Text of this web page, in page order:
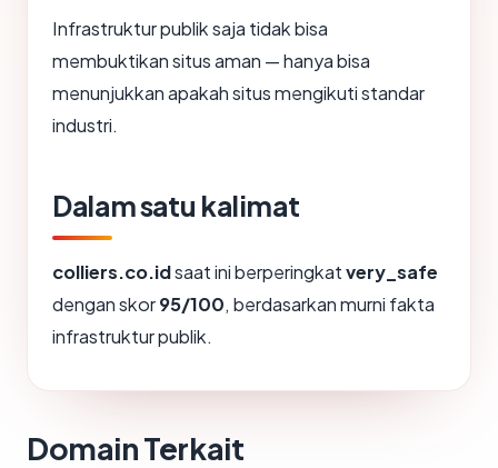
Infrastruktur publik saja tidak bisa
membuktikan situs aman — hanya bisa
menunjukkan apakah situs mengikuti standar
industri.
Dalam satu kalimat
colliers.co.idsaat ini berperingkatvery_safe
dengan skor95/100, berdasarkan murni fakta
infrastruktur publik.
Domain Terkait